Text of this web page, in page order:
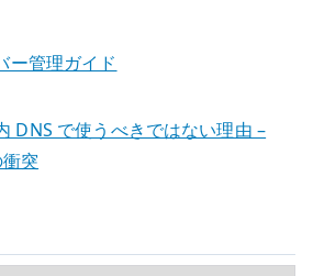
管理ガイド
DNS で使うべきではない理由 –
突